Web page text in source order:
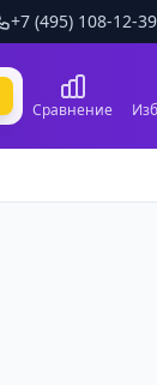
+7 (495) 108-12-39
Сравнение